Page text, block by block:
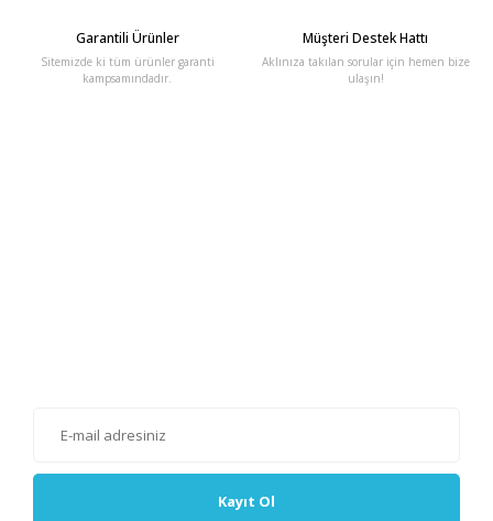
Garantili Ürünler
Sitemizde ki tüm ürünler garanti
kampsamındadır.
Müşteri Destek Hattı
Aklınıza takılan sorular için hemen bize
ulaşın!
Kayıt Ol